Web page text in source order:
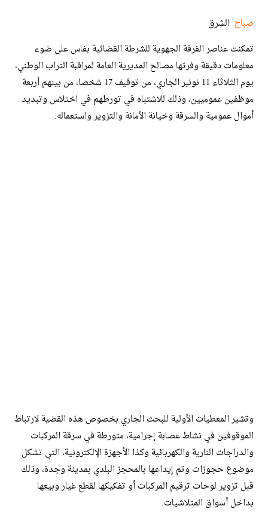
صباح الشرق
تمكنت عناصر الفرقة الجهوية للشرطة القضائية بفاس على ضوء
معلومات دقيقة وفرتها مصالح المديرية العامة لمراقبة التراب الوطني،
يوم الثلاثاء 11 نونبر الجاري، من توقيف 17 شخصا، من بينهم أربعة
موظفين عموميين، وذلك للاشتباه في تورطهم في اختلاس وتبديد
أموال عمومية والسرقة وخيانة الأمانة والتزوير واستعماله.
وتشير المعطيات الأولية للبحث الجاري بخصوص هذه القضية لارتباط
الموقوفين في نشاط عصابة إجرامية، متورطة في سرقة المركبات
والدراجات النارية والكهربائية وكذا الأجهزة الإلكترونية، التي تشكل
موضوع حجوزات وتم إيداعها بالمحجز البلدي بمدينة وجدة، وذلك
قبل تزوير لوحات ترقيم المركبات أو تفكيكها لقطع غيار وبيعها
بداخل أسواق المتلاشيات.